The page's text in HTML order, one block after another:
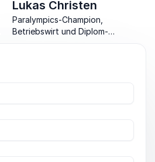
Lukas Christen
Paralympics-Champion,
Betriebswirt und Diplom-